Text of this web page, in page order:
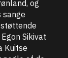
og
Sikivat
Kuitse